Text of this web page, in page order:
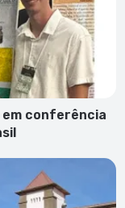
conferência